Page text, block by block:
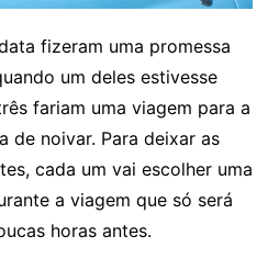
fizeram uma promessa
um deles estivesse
fariam uma viagem para a
de noivar. Para deixar as
cada um vai escolher uma
a viagem que só será
horas antes.